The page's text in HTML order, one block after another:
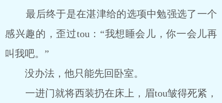
最后终于是在湛津给的选项中勉强选了一个
感兴趣的，歪过tou：“我想睡会儿，你一会儿再
叫我吧。”
没办法，他只能先回卧室。
一进门就将西装扔在床上，眉tou皱得死紧，